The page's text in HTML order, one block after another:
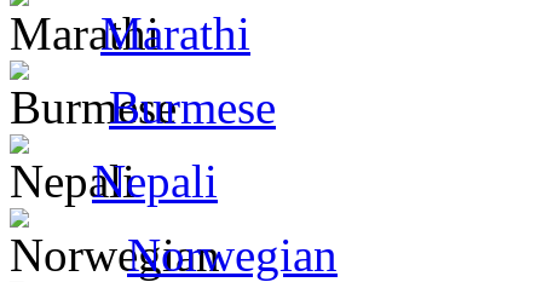
Marathi
Burmese
Nepali
Norwegian